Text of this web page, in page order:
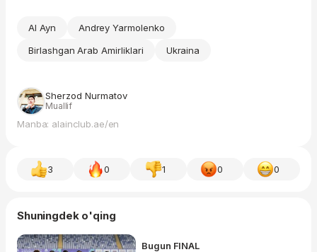
Al Ayn
Andrey Yarmolenko
Birlashgan Arab Amirliklari
Ukraina
Sherzod Nurmatov
Muallif
Manba: alainclub.ae/en
3 0 1 0 0
Shuningdek o'qing
Bugun FINAL